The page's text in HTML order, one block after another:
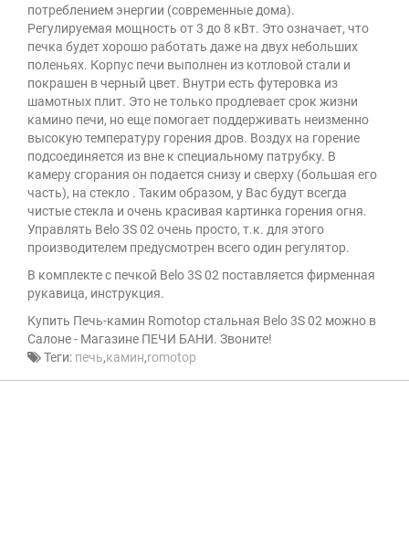
потреблением энергии (современные дома).
Регулируемая мощность от 3 до 8 кВт. Это означает, что
печка будет хорошо работать даже на двух небольших
поленьях. Корпус печи выполнен из котловой стали и
покрашен в черный цвет. Внутри есть футеровка из
шамотных плит. Это не только продлевает срок жизни
камино печи, но еще помогает поддерживать неизменно
высокую температуру горения дров. Воздух на горение
подсоединяется из вне к специальному патрубку. В
камеру сгорания он подается снизу и сверху (большая его
часть), на стекло . Таким образом, у Вас будут всегда
чистые стекла и очень красивая картинка горения огня.
Управлять Belo 3S 02 очень просто, т.к. для этого
производителем предусмотрен всего один регулятор.
В комплекте с печкой Belo 3S 02 поставляется фирменная
рукавица, инструкция.
Купить Печь-камин Romotop стальная Belo 3S 02 можно в
Салоне - Магазине ПЕЧИ БАНИ. Звоните!
Теги: печь,камин,romotop